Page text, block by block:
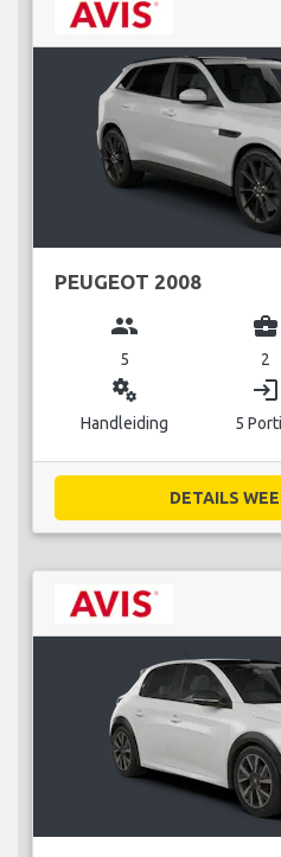
PEUGEOT 2008
group
5
business_center
2
miscellaneous_services
Handleiding
login
5
DETAILS